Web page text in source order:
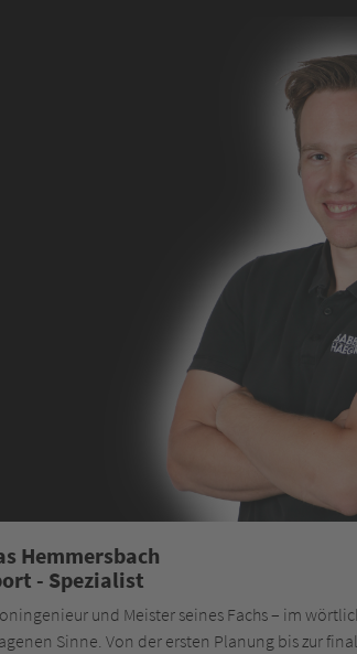
Hemmersbach
- Spezialist
und Meister seines Fachs – im
Sinne. Von der ersten Planung bis zur